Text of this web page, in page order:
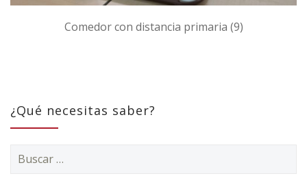
Comedor con distancia primaria (9)
¿Qué necesitas saber?
Buscar: